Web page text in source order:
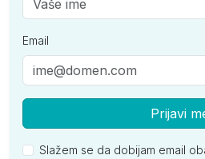
Email
Prijavi
Slažem se da dobijam email